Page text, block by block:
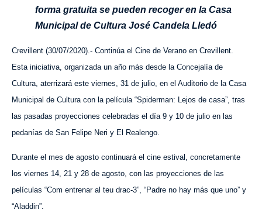
forma gratuita se pueden recoger en la Casa
Municipal de Cultura José Candela Lledó
Crevillent (30/07/2020).- Continúa el Cine de Verano en Crevillent.
Esta iniciativa, organizada un año más desde la Concejalía de
Cultura, aterrizará este viernes, 31 de julio, en el Auditorio de la Casa
Municipal de Cultura con la película “Spiderman: Lejos de casa”, tras
las pasadas proyecciones celebradas el día 9 y 10 de julio en las
pedanías de San Felipe Neri y El Realengo.
Durante el mes de agosto continuará el cine estival, concretamente
los viernes 14, 21 y 28 de agosto, con las proyecciones de las
películas “Com entrenar al teu drac-3”, “Padre no hay más que uno” y
“Aladdin”.